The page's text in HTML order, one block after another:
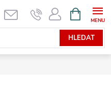
HLEDAT
NÁKUPNÍ
KOŠÍK